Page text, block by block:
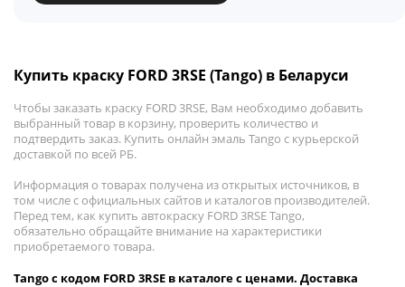
Купить краску FORD 3RSE (Tango) в Беларуси
Чтобы заказать краску FORD 3RSE, Вам необходимо добавить
выбранный товар в корзину, проверить количество и
подтвердить заказ. Купить онлайн эмаль Tango с курьерской
доставкой по всей РБ.
Информация о товарах получена из открытых источников, в
том числе с официальных сайтов и каталогов производителей.
Перед тем, как купить автокраску FORD 3RSE Tango,
обязательно обращайте внимание на характеристики
приобретаемого товара.
Tango с кодом FORD 3RSE в каталоге с ценами. Доставка